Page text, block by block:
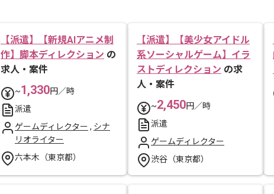
【派遣】【新規AIアニメ制
作】脚本ディレクション の
求人・案件
~1,330円／時
派遣
ゲームディレクター , シナ
リオライター
六本木（東京都）
【派遣】【美少女アイドル
系ソーシャルゲーム】イラ
ストディレクション の求
人・案件
~2,450円／時
派遣
ゲームディレクター
渋谷（東京都）